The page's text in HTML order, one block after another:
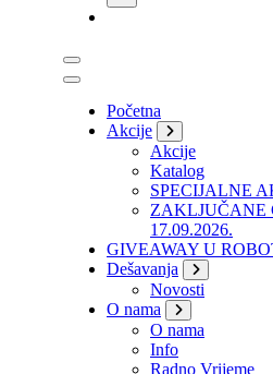
Početna
Akcije
Akcije
Katalog
SPECIJALNE
ZAKLJUČANE
17.09.2026.
GIVEAWAY U
Dešavanja
Novosti
O nama
O nama
Info
Radno Vrijeme